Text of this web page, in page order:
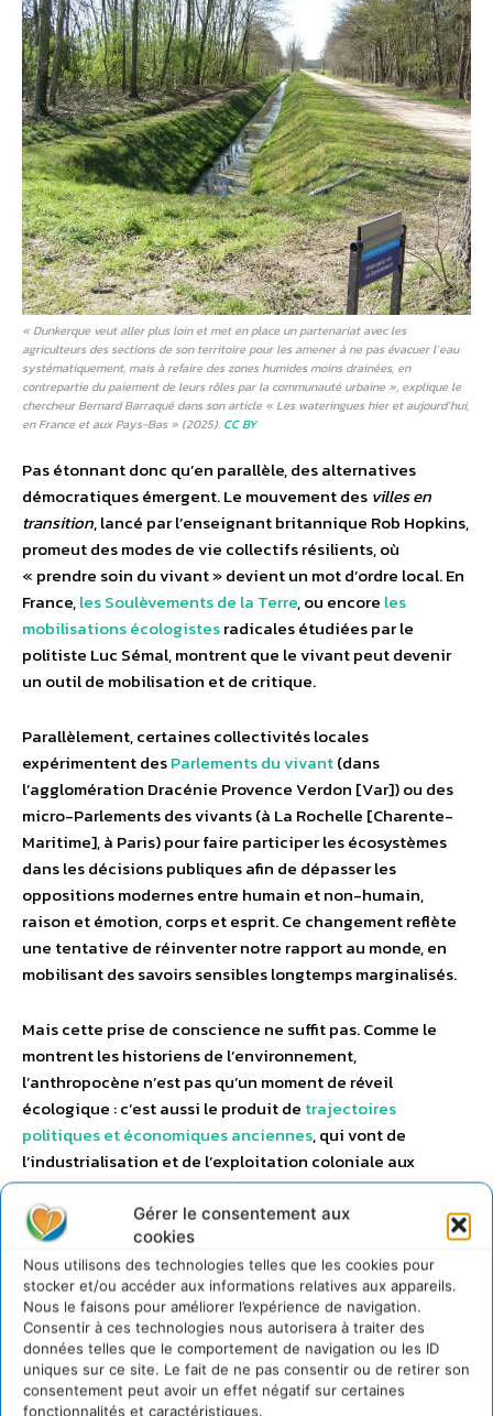
Gérer le consentement aux
cookies
Nous utilisons des technologies telles que les cookies pour
stocker et/ou accéder aux informations relatives aux appareils.
Nous le faisons pour améliorer l’expérience de navigation.
Consentir à ces technologies nous autorisera à traiter des
données telles que le comportement de navigation ou les ID
uniques sur ce site. Le fait de ne pas consentir ou de retirer son
consentement peut avoir un effet négatif sur certaines
fonctionnalités et caractéristiques.
« Dunkerque veut aller plus loin et met en place un partenariat avec les
agriculteurs des sections de son territoire pour les amener à ne pas évacuer l’eau
systématiquement, mais à refaire des zones humides moins drainées, en
contrepartie du paiement de leurs rôles par la communauté urbaine », explique le
chercheur Bernard Barraqué dans son article « Les wateringues hier et aujourd’hui,
en France et aux Pays-Bas » (2025). CC BY
Pas étonnant donc qu’en parallèle, des alternatives
démocratiques émergent. Le mouvement des villes en
transition, lancé par l’enseignant britannique Rob Hopkins,
promeut des modes de vie collectifs résilients, où
« prendre soin du vivant » devient un mot d’ordre local. En
France,les Soulèvements de la Terre, ou encore les
mobilisations écologistesradicales étudiées par le
politiste Luc Sémal, montrent que le vivant peut devenir
un outil de mobilisation et de critique.
Parallèlement, certaines collectivités locales
expérimentent desParlements du vivant(dans
l’agglomération Dracénie Provence Verdon [Var]) ou des
micro-Parlements des vivants (à La Rochelle [Charente-
Maritime], à Paris) pour faire participer les écosystèmes
dans les décisions publiques afin de dépasser les
oppositions modernes entre humain et non-humain,
raison et émotion, corps et esprit. Ce changement reflète
une tentative de réinventer notre rapport au monde, en
mobilisant des savoirs sensibles longtemps marginalisés.
Mais cette prise de conscience ne suffit pas. Comme le
montrent les historiens de l’environnement,
l’anthropocène n’est pas qu’un moment de réveil
écologique : c’est aussi le produit de trajectoires
politiques et économiques anciennes, qui vont de
l’industrialisation et de l’exploitation coloniale aux
logiques extractives et financières contemporaines.
Penser le vivant exige donc plus qu’un changement de
regard. Il faut transformer les priorités, les institutions, les
formes de pouvoir. Les chercheurs en théorie politique
Marc-Antoine Sabaté et Emmanuel Charreau insistent : ce
n’est pas parce qu’on parle du vivant qu’on agit en
conséquence. Il ne suffit pas d’ouvrir les yeux, encore faut-
il changer les cadres hérités de ces histoires longues.
Avoir conscience du réchauffement climatique ne produit